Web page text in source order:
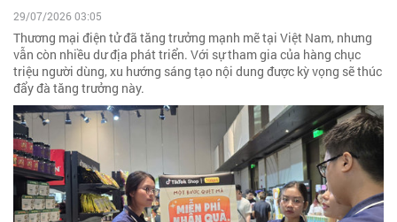
29/07/2026 03:05
Thương mại điện tử đã tăng trưởng mạnh mẽ tại Việt Nam, nhưng
vẫn còn nhiều dư địa phát triển. Với sự tham gia của hàng chục
triệu người dùng, xu hướng sáng tạo nội dung được kỳ vọng sẽ thúc
đẩy đà tăng trưởng này.